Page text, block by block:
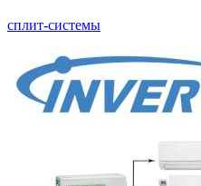
сплит-системы